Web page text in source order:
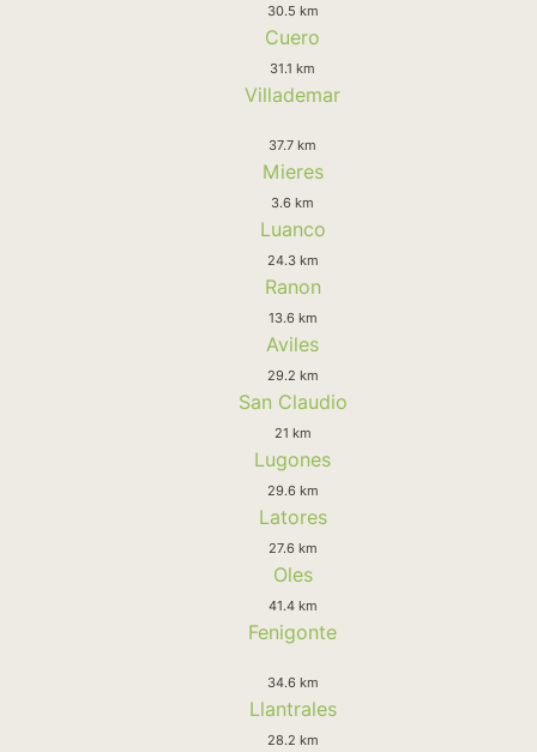
30.5 km
Cuero
31.1 km
Villademar
37.7 km
Mieres
3.6 km
Luanco
24.3 km
Ranon
13.6 km
Aviles
29.2 km
San Claudio
21 km
Lugones
29.6 km
Latores
27.6 km
Oles
41.4 km
Fenigonte
34.6 km
Llantrales
28.2 km